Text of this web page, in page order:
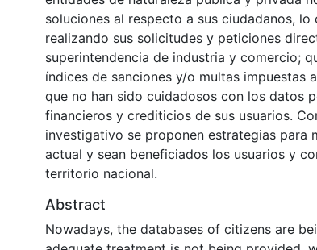
soluciones al respecto a sus ciudadanos, lo
realizando sus solicitudes y peticiones
superintendencia de industria y comercio;
índices de sanciones y/o multas impuestas
que no han sido cuidadosos con los datos
financieros y crediticios de sus usuarios.
investigativo se proponen estrategias para
actual y sean beneficiados los usuarios y
territorio nacional.
Abstract
Nowadays, the databases of citizens are